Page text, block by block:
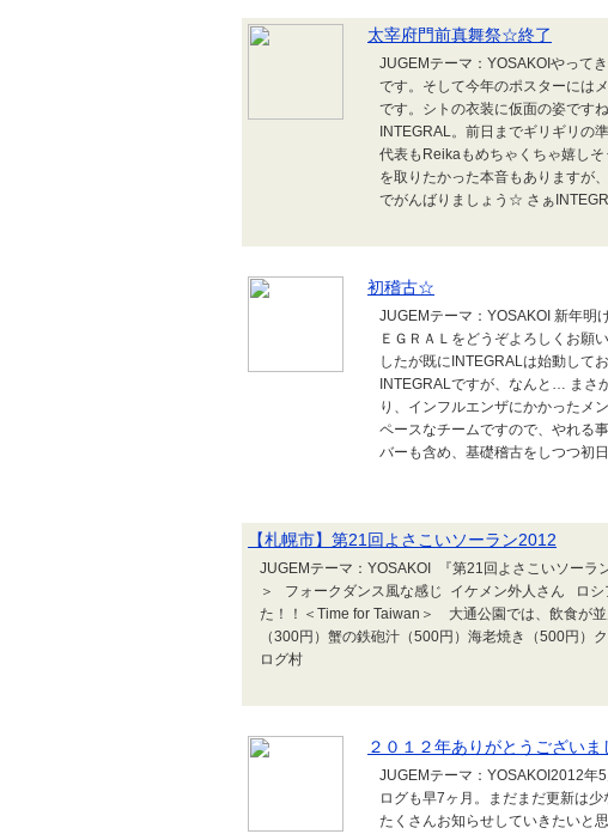
太宰府門前真舞祭☆終了
JUGEMテーマ：YOSAKOIやって
です。そして今年のポスターには
です。シトの衣装に仮面の姿です
INTEGRAL。前日までギリギリの
代表もReikaもめちゃくちゃ嬉し
を取りたかった本音もありますが
でがんばりましょう☆ さぁ
初稽古☆
JUGEMテーマ：YOSAKOI 新年明
ＥＧＲＡＬをどうぞよろしくお願
したが既にINTEGRALは始動して
INTEGRALですが、なんと… まさ
り、インフルエンザにかかったメ
ペースなチームですので、やれる
バーも含め、基礎稽古をしつつ初
【札幌市】第21回よさこいソーラン2012
JUGEMテーマ：YOSAKOI 『第21回よさこいソーラ
＞ フォークダンス風な感じ イケメン外人さん ロシ
た！！＜Time for Taiwan＞ 大通公園では、飲食が
（300円）蟹の鉄砲汁（500円）海老焼き（500円）
ログ村
２０１２年ありがとうござい
JUGEMテーマ：YOSAKOI2012年
ログも早7ヶ月。まだまだ更新は
たくさんお知らせしていきたいと